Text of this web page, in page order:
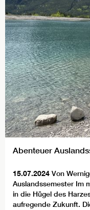
Abenteuer
15.07.2024 Von
Auslandssemester Im
in die Hügel des
aufregende Zukunft.